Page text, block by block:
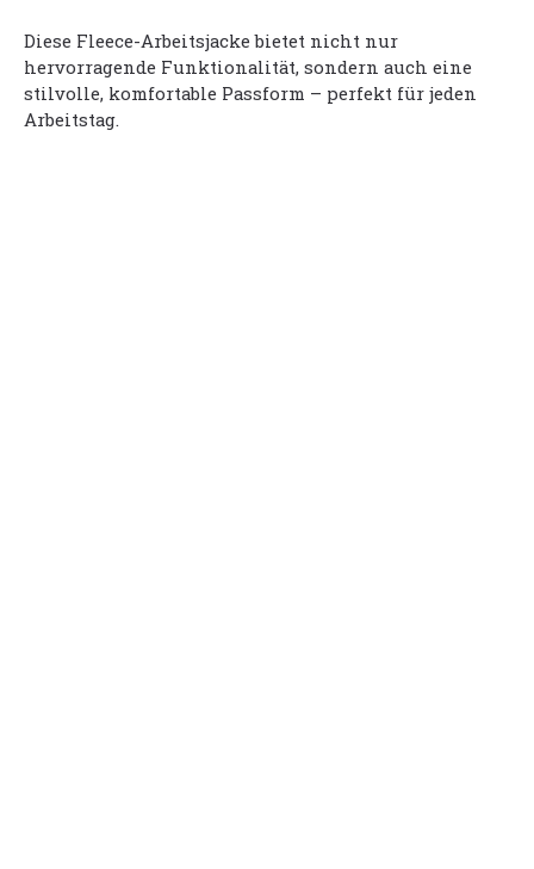
Diese Fleece-Arbeitsjacke bietet nicht nur
hervorragende Funktionalität, sondern auch eine
stilvolle, komfortable Passform – perfekt für jeden
Arbeitstag.